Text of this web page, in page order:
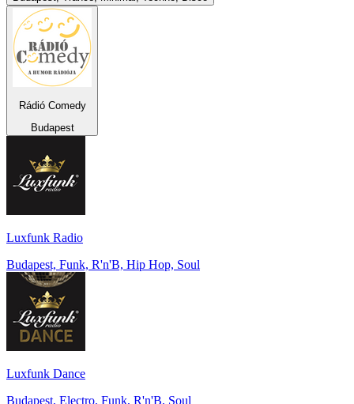
Rádió Comedy
Budapest
Luxfunk Radio
Budapest, Funk, R'n'B, Hip Hop, Soul
Luxfunk Dance
Budapest, Electro, Funk, R'n'B, Soul